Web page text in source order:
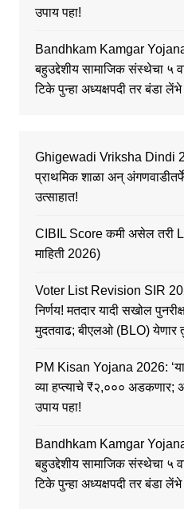
उपाय पहा!
Bandhkam Kamgar
बहुउद्देशीय सामाजिक संस्थेचा ५
टिके पुन्हा अध्यक्षपदी तर बंडा लेंभे
Ghigewadi Vriksha Dindi
प्राथमिक शाळा अन् अंगणवाडीतर्फे
उत्साहात!
CIBIL Score कमी असेल तरी
माहिती 2026)
Voter List Revision SIR
निर्णय! मतदार यादी सखोल
मुदतवाढ; बीएलओ (BLO) येणार
PM Kisan Yojana 2026:
व्या हप्त्याचे ₹२,००० अडकणार;
उपाय पहा!
Bandhkam Kamgar
बहुउद्देशीय सामाजिक संस्थेचा ५
टिके पुन्हा अध्यक्षपदी तर बंडा लेंभे